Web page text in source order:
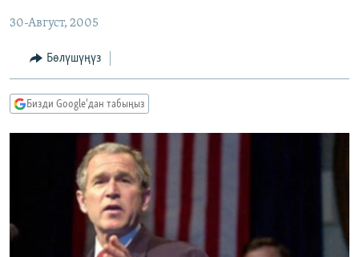
МАДАНИЯТ
ТВ ПРОГРАММАЛАР
БҮГҮН АЗАТТЫКТА
БИЗ ЖАНА ДҮЙНӨ
ЭЖЕ-СИҢДИЛЕР
ЫҢГАЙСЫЗ СУРООЛОР
ПОДКАСТ
Русский
ОНЛАЙН ШЕРИНЕ
30-Август, 2005
Бөлүшүңүз
Бизди Google'дан табыңыз